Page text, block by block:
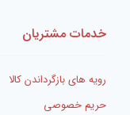
خدمات مشتریان
رویه های بازگرداندن کالا
حریم خصوصی